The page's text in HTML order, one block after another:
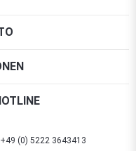
(0) 5222 3643413